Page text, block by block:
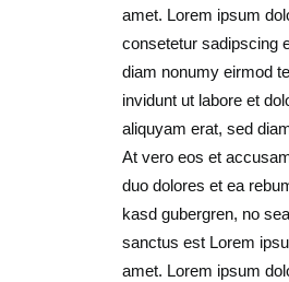
amet. Lorem ipsum
consetetur sadipscing
diam nonumy eirmod
invidunt ut labore et
aliquyam erat, sed
At vero eos et
duo dolores et ea
kasd gubergren, no
sanctus est Lorem
amet. Lorem ipsum